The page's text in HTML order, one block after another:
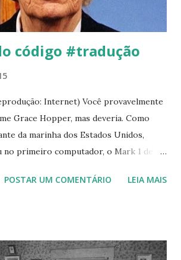
código #tradução
Internet) Você provavelmente
Grace Hopper, mas deveria. Como
da marinha dos Estados Unidos,
primeiro computador, o Mark 1 de
a criação da COBOL , uma linguagem
mulher pioneira em um campo
POSTAR UM COMENTÁRIO LEIA MAIS